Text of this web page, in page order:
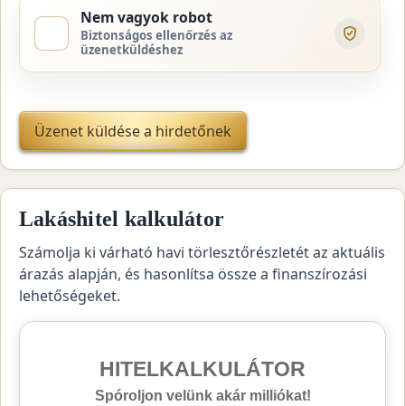
Nem vagyok robot
Biztonságos ellenőrzés az
üzenetküldéshez
Üzenet küldése a hirdetőnek
Lakáshitel kalkulátor
Számolja ki várható havi törlesztőrészletét az aktuális
árazás alapján, és hasonlítsa össze a finanszírozási
lehetőségeket.